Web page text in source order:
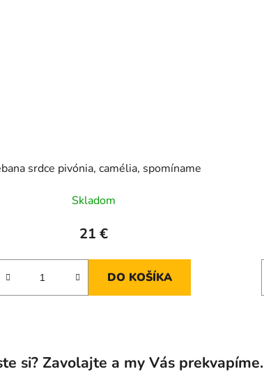
srdce pivónia, camélia, spomíname
Skladom
21 €
DO KOŠÍKA
l
si? Zavolajte a my Vás prekvapíme.